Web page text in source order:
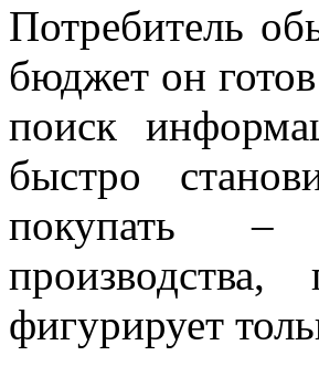
Потребитель
бюджет он
поиск
быстро
покупать –
фигурирует